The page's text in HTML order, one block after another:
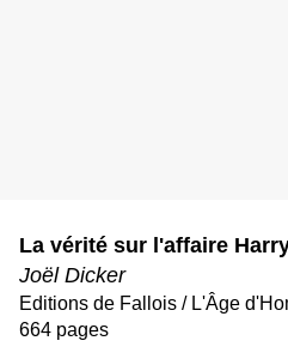
La vérité sur l'affaire
Joël Dicker
Editions de Fallois / L'Âge
664 pages